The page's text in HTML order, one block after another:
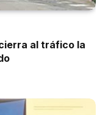
al tráfico la